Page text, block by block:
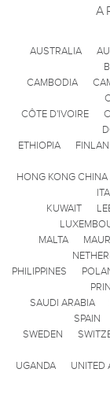
AUSTRALIA
CAMBODIA
CÔTE D'IVOIRE
ETHIOPIA
HONG KONG CHINA
KUWAIT
MALTA
PHILIPPINES
SAUDI ARABIA
SPAIN
SWEDEN
UGANDA
UNITED